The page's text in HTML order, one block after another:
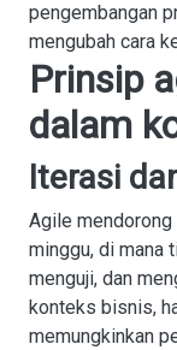
pengembangan
mengubah cara
Prinsip
dalam
Iterasi
Agile
minggu, di mana
menguji, dan
konteks bisnis,
memungkinkan